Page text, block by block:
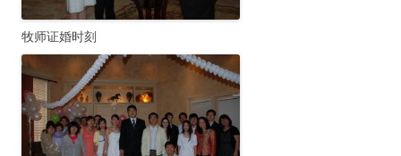
牧师证婚时刻